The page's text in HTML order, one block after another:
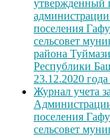
утвержденный
администрации
поселения
сельсовет
района
Республики
23.12.2020
Журнал учета
поселения
сельсовет